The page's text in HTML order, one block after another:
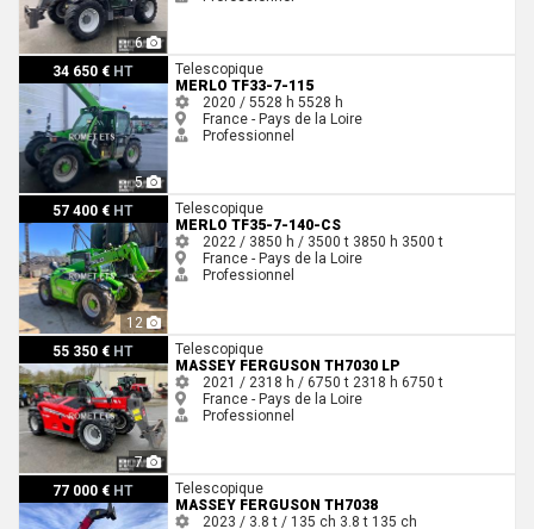
6
34 650 € HT
5
Merlo TF33-7-115
Telescopique
MERLO TF33-7-115
2020 / 5528 h 5528 h
France - Pays de la Loire
Professionnel
57 400 € HT
12
Merlo TF35-7-140-CS
Telescopique
MERLO TF35-7-140-CS
2022 / 3850 h / 3500 t 3850 h 3500 t
France - Pays de la Loire
Professionnel
55 350 € HT
7
Massey Ferguson TH7030 LPTelescopique
MASSEY FERGUSON TH7030 LP
2021 / 2318 h / 6750 t 2318 h 6750 t
France - Pays de la Loire
Professionnel
77 000 € HT
Massey Ferguson TH7038Telescopique
MASSEY FERGUSON TH7038
2023 / 3.8 t / 135 ch 3.8 t 135 ch